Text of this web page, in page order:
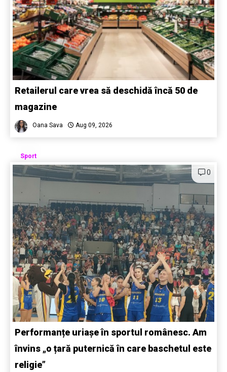
Retailerul care vrea să deschidă încă 50 de
magazine
Oana Sava Aug 09, 2026
Sport
0
Performanțe uriașe în sportul românesc. Am
învins „o țară puternică în care baschetul este
religie”